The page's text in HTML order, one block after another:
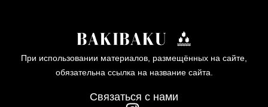
При использовании материалов, размещённых на сайте,
обязательна ссылка на название сайта.
Связаться с нами